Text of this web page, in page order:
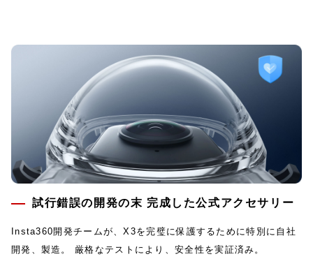
試行錯誤の開発の末 完成した公式アクセサリー
Insta360開発チームが、X3を完璧に保護するために特別に自社
開発、製造。 厳格なテストにより、安全性を実証済み。